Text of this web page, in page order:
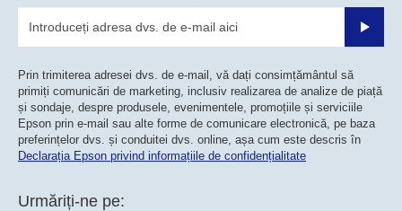
Prin trimiterea adresei dvs. de e-mail, vă dați consimțământul să
primiți comunicări de marketing, inclusiv realizarea de analize de piață
și sondaje, despre produsele, evenimentele, promoțiile și serviciile
Epson prin e-mail sau alte forme de comunicare electronică, pe baza
preferințelor dvs. și conduitei dvs. online, așa cum este descris în
Declarația Epson privind informațiile de confidențialitate
Urmăriți-ne pe: